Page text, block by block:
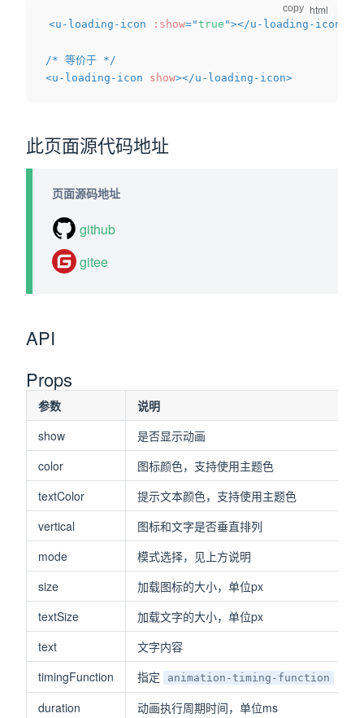
<u-loading-icon :show="true "></u-loading-icon
<u-loading-icon show></u-loading-icon>
copy
此页面源代码地址
页面源码地址
github
gitee
API
Props
参数
说明
show
是否显示动画
color
图标颜色，支持使用主题色
textColor
提示文本颜色，支持使用主题色
vertical
图标和文字是否垂直排列
mode
模式选择，见上方说明
size
加载图标的大小，单位px
textSize
加载文字的大小，单位px
text
文字内容
timingFunction
指定 animation-timing-function
duration
动画执行周期时间，单位ms